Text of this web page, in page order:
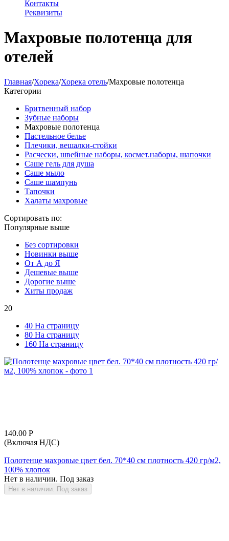
Контакты
Реквизиты
Махровые полотенца для
отелей
Главная/Хорека/Хорека отель/Махровые полотенца
Категории
Бритвенный набор
Зубные наборы
Махровые полотенца
Пастельное белье
Плечики, вешалки-стойки
Расчески, швейные наборы, космет.наборы, шапочки
Саше гель для душа
Саше мыло
Саше шампунь
Тапочки
Халаты махровые
Сортировать по:
Популярные выше
Без сортировки
Новинки выше
От А до Я
Дешевые выше
Дорогие выше
Хиты продаж
20
40 На страницу
80 На страницу
160 На страницу
140.00 Р
(Включая НДС)
Полотенце махровые цвет бел. 70*40 см плотность 420 гр/м2,
100% хлопок
Нет в наличии. Под заказ
Нет в наличии. Под заказ